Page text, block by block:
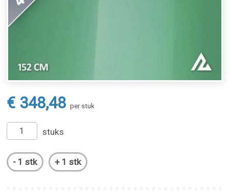
€ 348,48 per stuk
stuks